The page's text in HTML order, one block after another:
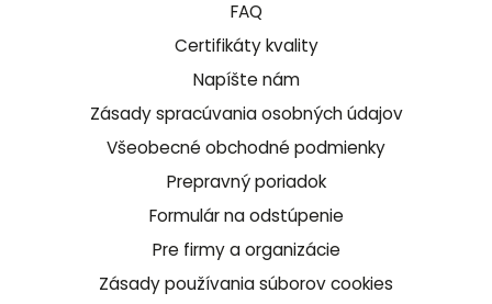
FAQ
Certifikáty kvality
Napíšte nám
Zásady spracúvania osobných údajov
Všeobecné obchodné podmienky
Prepravný poriadok
Formulár na odstúpenie
Pre firmy a organizácie
Zásady používania súborov cookies